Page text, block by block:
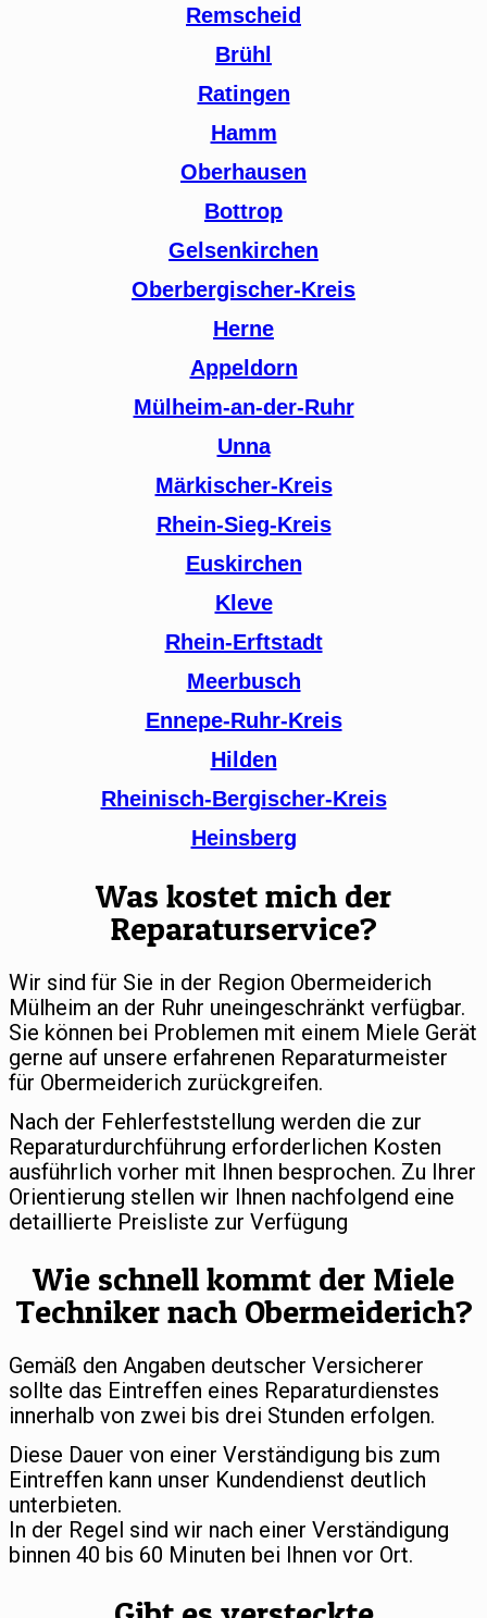
Remscheid
Brühl
Ratingen
Hamm
Oberhausen
Bottrop
Gelsenkirchen
Oberbergischer-Kreis
Herne
Appeldorn
Mülheim-an-der-Ruhr
Unna
Märkischer-Kreis
Rhein-Sieg-Kreis
Euskirchen
Kleve
Rhein-Erftstadt
Meerbusch
Ennepe-Ruhr-Kreis
Hilden
Rheinisch-Bergischer-Kreis
Heinsberg
Was kostet mich der
Reparaturservice?
Wir sind für Sie in der Region Obermeiderich
Mülheim an der Ruhr uneingeschränkt verfügbar.
Sie können bei Problemen mit einem Miele Gerät
gerne auf unsere erfahrenen Reparaturmeister
für Obermeiderich zurückgreifen.
Nach der Fehlerfeststellung werden die zur
Reparaturdurchführung erforderlichen Kosten
ausführlich vorher mit Ihnen besprochen. Zu Ihrer
Orientierung stellen wir Ihnen nachfolgend eine
detaillierte Preisliste zur Verfügung
Wie schnell kommt der Miele
Techniker nach Obermeiderich?
Gemäß den Angaben deutscher Versicherer
sollte das Eintreffen eines Reparaturdienstes
innerhalb von zwei bis drei Stunden erfolgen.
Diese Dauer von einer Verständigung bis zum
Eintreffen kann unser Kundendienst deutlich
unterbieten.
In der Regel sind wir nach einer Verständigung
binnen 40 bis 60 Minuten bei Ihnen vor Ort.